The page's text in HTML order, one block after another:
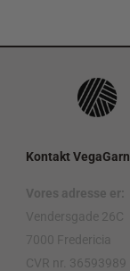
Kontakt VegaGarn
Vores adresse er:
Vendersgade 26C
7000 Fredericia
CVR nr. 36593989